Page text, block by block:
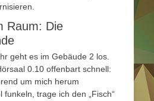
Raum: Die
geht es im Gebäude 2 los.
0.10 offenbart schnell:
um mich herum
funkeln, trage ich den „Fisch“